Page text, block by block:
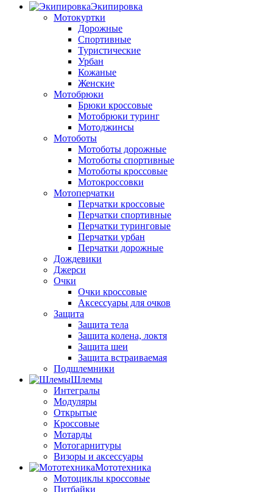
Экипировка
Мотокуртки
Дорожные
Спортивные
Туристические
Урбан
Кожаные
Женские
Мотобрюки
Брюки кроссовые
Мотобрюки туринг
Мотоджинсы
Мотоботы
Мотоботы дорожные
Мотоботы спортивные
Мотоботы кроссовые
Мотокроссовки
Мотоперчатки
Перчатки кроссовые
Перчатки спортивные
Перчатки туринговые
Перчатки урбан
Перчатки дорожные
Дождевики
Джерси
Очки
Очки кроссовые
Аксессуары для очков
Защита
Защита тела
Защита колена, локтя
Защита шеи
Защита встраиваемая
Подшлемники
Шлемы
Интегралы
Модуляры
Открытые
Кроссовые
Мотарды
Мотогарнитуры
Визоры и аксессуары
Мототехника
Мотоциклы кроссовые
Питбайки